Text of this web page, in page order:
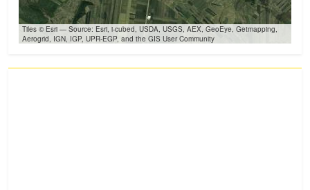
Tiles © Esri — Source: Esri, i-cubed, USDA, USGS, AEX, GeoEye, Getmapping,
Aerogrid, IGN, IGP, UPR-EGP, and the GIS User Community